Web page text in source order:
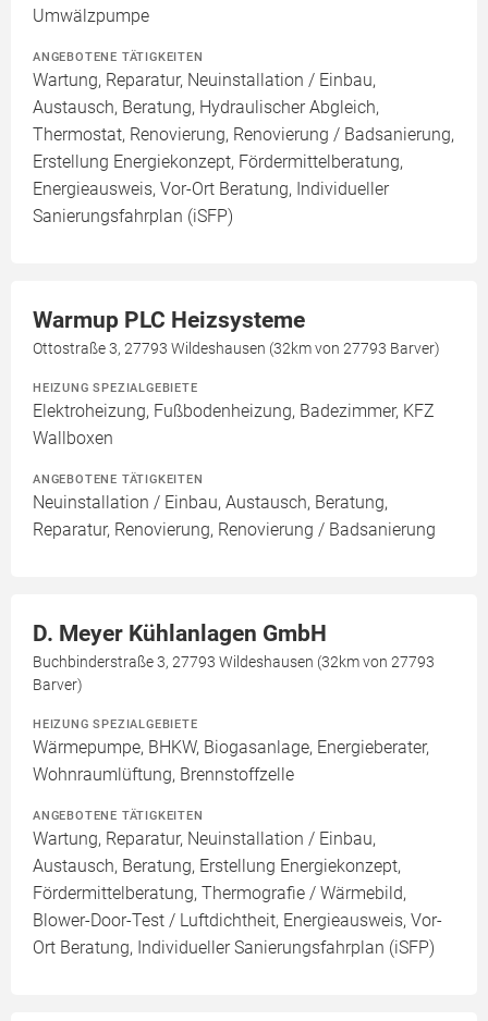
Umwälzpumpe
ANGEBOTENE TÄTIGKEITEN
Wartung, Reparatur, Neuinstallation / Einbau,
Austausch, Beratung, Hydraulischer Abgleich,
Thermostat, Renovierung, Renovierung / Badsanierung,
Erstellung Energiekonzept, Fördermittelberatung,
Energieausweis, Vor-Ort Beratung, Individueller
Sanierungsfahrplan (iSFP)
Warmup PLC Heizsysteme
Ottostraße 3, 27793 Wildeshausen (32km von 27793 Barver)
HEIZUNG SPEZIALGEBIETE
Elektroheizung, Fußbodenheizung, Badezimmer, KFZ
Wallboxen
ANGEBOTENE TÄTIGKEITEN
Neuinstallation / Einbau, Austausch, Beratung,
Reparatur, Renovierung, Renovierung / Badsanierung
D. Meyer Kühlanlagen GmbH
Buchbinderstraße 3, 27793 Wildeshausen (32km von 27793
Barver)
HEIZUNG SPEZIALGEBIETE
Wärmepumpe, BHKW, Biogasanlage, Energieberater,
Wohnraumlüftung, Brennstoffzelle
ANGEBOTENE TÄTIGKEITEN
Wartung, Reparatur, Neuinstallation / Einbau,
Austausch, Beratung, Erstellung Energiekonzept,
Fördermittelberatung, Thermografie / Wärmebild,
Blower-Door-Test / Luftdichtheit, Energieausweis, Vor-
Ort Beratung, Individueller Sanierungsfahrplan (iSFP)